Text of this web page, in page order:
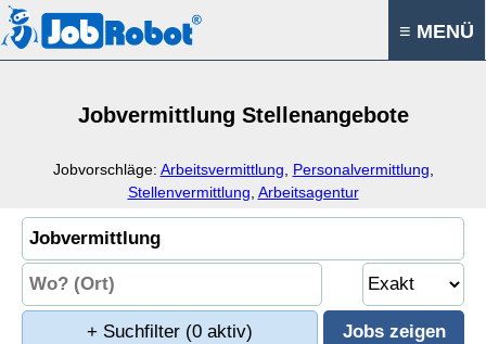
≡ MENÜ
Jobvermittlung Stellenangebote
Jobvorschläge: Arbeitsvermittlung Personalvermittlung
Stellenvermittlung Arbeitsagentur
+ Suchfilter (0 aktiv)